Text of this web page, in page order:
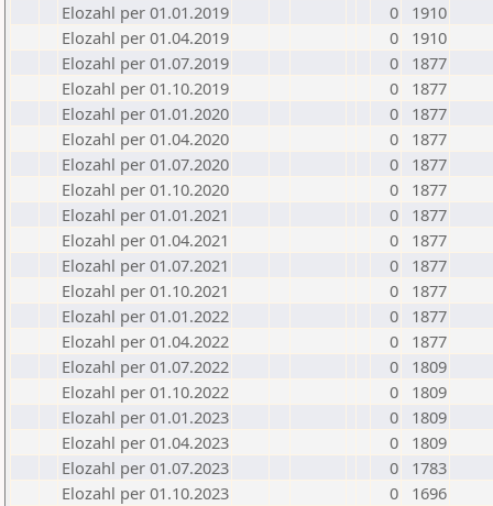
Elozahl per 01.01.2019
0
1910
Elozahl per 01.04.2019
0
1910
Elozahl per 01.07.2019
0
1877
Elozahl per 01.10.2019
0
1877
Elozahl per 01.01.2020
0
1877
Elozahl per 01.04.2020
0
1877
Elozahl per 01.07.2020
0
1877
Elozahl per 01.10.2020
0
1877
Elozahl per 01.01.2021
0
1877
Elozahl per 01.04.2021
0
1877
Elozahl per 01.07.2021
0
1877
Elozahl per 01.10.2021
0
1877
Elozahl per 01.01.2022
0
1877
Elozahl per 01.04.2022
0
1877
Elozahl per 01.07.2022
0
1809
Elozahl per 01.10.2022
0
1809
Elozahl per 01.01.2023
0
1809
Elozahl per 01.04.2023
0
1809
Elozahl per 01.07.2023
0
1783
Elozahl per 01.10.2023
0
1696